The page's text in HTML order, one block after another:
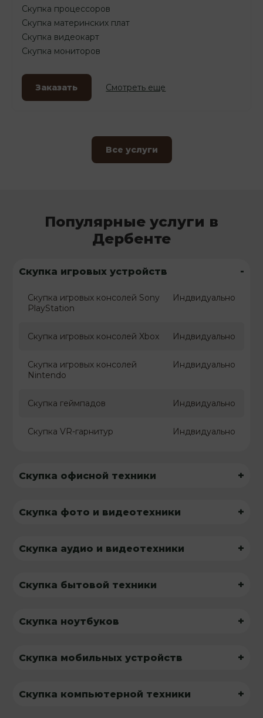
Скупка процессоров
Скупка материнских плат
Скупка видеокарт
Скупка мониторов
Заказать Смотреть еще
Все услуги
Популярные услуги в
Дербенте
Скупка игровых устройств -
Скупка игровых консолей Sony
PlayStation
Индвидуально
Скупка игровых консолей Xbox Индвидуально
Скупка игровых консолей
Nintendo
Индвидуально
Скупка геймпадов Индвидуально
Скупка VR-гарнитур Индвидуально
Скупка офисной техники +
Скупка фото и видеотехники +
Скупка аудио и видеотехники +
Скупка бытовой техники +
Скупка ноутбуков +
Скупка мобильных устройств +
Скупка компьютерной техники +